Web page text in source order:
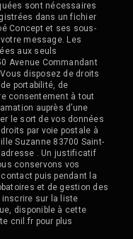
sont nécessaires
dans un fichier
Concept et ses sous-
message. Les
aux seuls
Avenue Commandant
disposez de droits
portabilité, de
consentement à tout
auprès d’une
le sort de vos données
par voie postale à
Suzanne 83700 Saint-
. Un justificatif
conservons vos
puis pendant la
et de gestion des
inscrire sur la liste
disponible à cette
cnil.fr pour plus